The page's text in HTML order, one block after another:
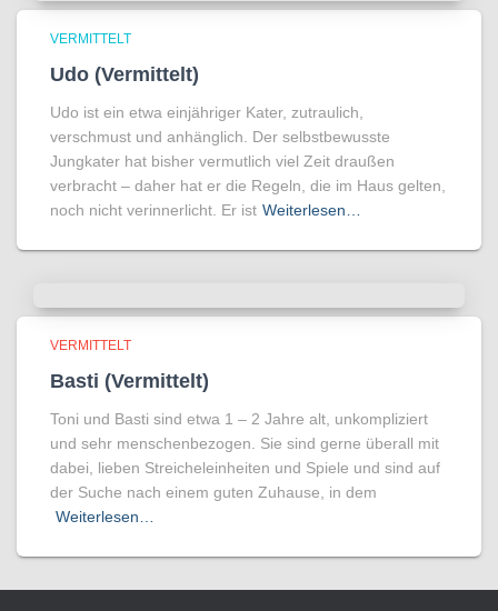
VERMITTELT
Udo (Vermittelt)
Udo ist ein etwa einjähriger Kater, zutraulich,
verschmust und anhänglich. Der selbstbewusste
Jungkater hat bisher vermutlich viel Zeit draußen
verbracht – daher hat er die Regeln, die im Haus gelten,
noch nicht verinnerlicht. Er ist Weiterlesen…
VERMITTELT
Basti (Vermittelt)
Toni und Basti sind etwa 1 – 2 Jahre alt, unkompliziert
und sehr menschenbezogen. Sie sind gerne überall mit
dabei, lieben Streicheleinheiten und Spiele und sind auf
der Suche nach einem guten Zuhause, in dem
Weiterlesen…